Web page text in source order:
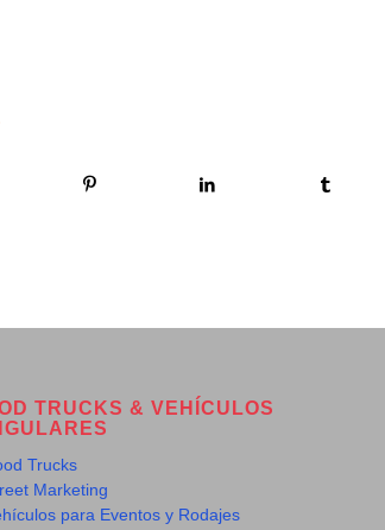
TRUCKS & VEHÍCULOS
Trucks
Marketing
para Eventos y Rodajes